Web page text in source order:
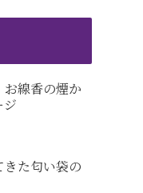
お線香の煙か
ジ
きた匂い袋の